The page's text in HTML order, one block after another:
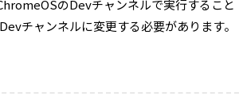
のDevチャンネルで実行すること
チャンネルに変更する必要があります。